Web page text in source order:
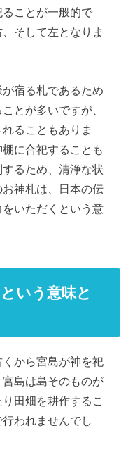
ことが一般的で
そして左となりま
宿る札であるため
とが多いですが、
ることもありま
に合祀することも
るため、清浄な状
神札は、日本の伝
いただくという意
いう意味と
くから宮島が神を祀
島は島そのものが
田畑を耕作するこ
われませんでし